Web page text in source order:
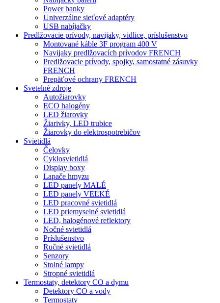
Power banky
Univerzálne sieťové adaptéry
USB nabíjačky
Predlžovacie prívody, navijaky, vidlice, príslušenstvo
Montované káble 3F program 400 V
Navijaky predlžovacích prívodov FRENCH
Predlžovacie prívody, spojky, samostatné zásuvky
FRENCH
Prepäťové ochrany FRENCH
Svetelné zdroje
Autožiarovky
ECO halogény
LED žiarovky
Žiarivky, LED trubice
Žiarovky do elektrospotrebičov
Svietidlá
Čelovky
Cyklosvietidlá
Display boxy
Lapače hmyzu
LED panely MALÉ
LED panely VEĽKÉ
LED pracovné svietidlá
LED priemyselné svietidlá
LED, halogénové reflektory
Nočné svietidlá
Príslušenstvo
Ručné svietidlá
Senzory
Stolné lampy
Stropné svietidlá
Termostaty, detektory CO a dymu
Detektory CO a vody
Termostaty